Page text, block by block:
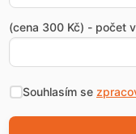
(cena 300 Kč) - počet
Souhlasím se